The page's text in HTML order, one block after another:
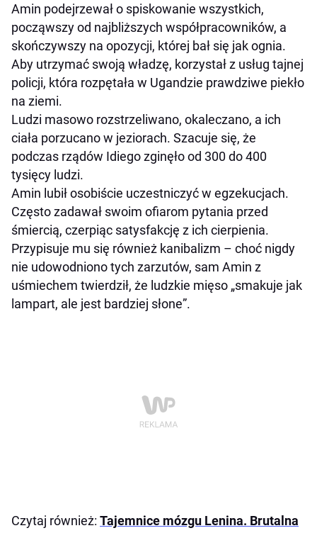
Amin podejrzewał o spiskowanie wszystkich,
począwszy od najbliższych współpracowników, a
skończywszy na opozycji, której bał się jak ognia.
Aby utrzymać swoją władzę, korzystał z usług tajnej
policji, która rozpętała w Ugandzie prawdziwe piekło
na ziemi.
Ludzi masowo rozstrzeliwano, okaleczano, a ich
ciała porzucano w jeziorach. Szacuje się, że
podczas rządów Idiego zginęło od 300 do 400
tysięcy ludzi.
Amin lubił osobiście uczestniczyć w egzekucjach.
Często zadawał swoim ofiarom pytania przed
śmiercią, czerpiąc satysfakcję z ich cierpienia.
Przypisuje mu się również kanibalizm – choć nigdy
nie udowodniono tych zarzutów, sam Amin z
uśmiechem twierdził, że ludzkie mięso „smakuje jak
lampart, ale jest bardziej słone”.
Czytaj również: Tajemnice mózgu Lenina. Brutalna